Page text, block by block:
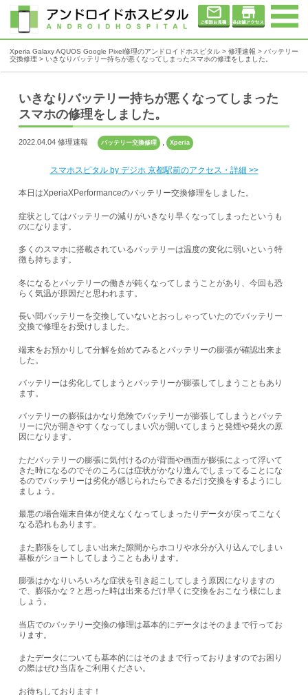
Xperia Galaxy AQUOS Google Pixel修理のアンドロイドホスピタル > 修理速報 > バッテリー
交換修理 > いきなりバッテリー持ちが悪くなってしまったスマホの修理をしました。
いきなりバッテリー持ちが悪くなってしまった
スマホの修理をしました。
2022.04.04 修理速報 バッテリー交換修理 , Xperia
スマホスピタル by デジホ 京都駅前のアクセス・詳細 >>
本日はXperiaXPerformanceのバッテリー交換修理をしました。
症状としてはバッテリーの減りがいきなり早くなってしまったというも
のになります。
多くのスマホに搭載されているバッテリーは温度の変化に弱いという特
徴も持ちます。
冬になるとバッテリーの働きが鈍くなってしまうことがあり、今回も恐
らく気温が原因だと思われます。
長い間バッテリーを交換していないとおっしゃっていたのでバッテリー
交換で修理をお受けしました。
端末をお預かりして分解を始めてみるとバッテリーの膨張が確認出来ま
した。
バッテリーは劣化してしまうとバッテリーが膨張してしまうこともあり
ます。
バッテリーの膨張はかなり危険でバッテリーが膨張してしまうとバッテ
リーに穴が開きやすくなってしまい穴が開いてしまうと発煙や発火の原
因になります。
ただバッテリーの膨張に気付けるのが背面や画面が膨張によって浮いて
きた時になるのでそのころには症状がかなり進んでしまってることにな
るのでバッテリーは劣化が感じられたらできるだけ交換をするようにし
ましょう。
最悪の場合端末自体が使えなくなってしまったりデータが戻ってこなく
なる恐れもあります。
また膨張をしてしまい出来た隙間からホコリや水分が入り込んでしまい
基板がショートしてしまうこともあります。
膨張はかなりいろいろな症状を引き起こしてしまう原因になりますの
で、膨張かな？と思った時は出来るだけ早くに交換をおこなう様にしま
しょう。
当店でのバッテリー交換の修理は基本的にデータはそのままで行ってお
ります。
またデータについても基本的にはそのままで行っておりますのでお困り
の際はぜひ当店をご利用ください。
お待ちしております！